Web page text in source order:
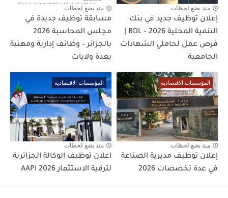
منذ بضع لحظات
إعلان توظيف جديد في بنك
فرص عمل لحاملي الشهادات
الجامعية
منذ بضع لحظات
مسابقة توظيف جديدة في
مجلس المحاسبة 2026
بالجزائر – وظائف إدارية ومهنية
بعدة ولايات
المؤسسات الاقتصادية
منذ بضع لحظات
إعلان توظيف مديرية الصناعة
في عدة تخصصات 2026
المؤسسات الاقتصادية
منذ بضع لحظات
اعلان توظيف الوكالة الجزائرية
لترقية الاستثمار AAPI 2026